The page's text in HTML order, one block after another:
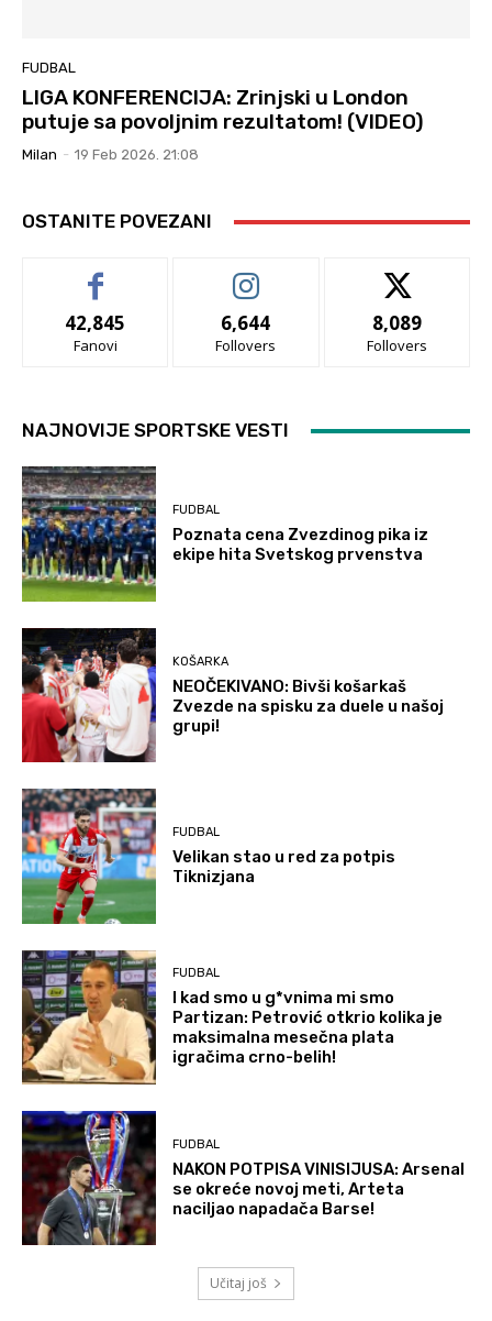
FUDBAL
LIGA KONFERENCIJA: Zrinjski u London
putuje sa povoljnim rezultatom! (VIDEO)
Milan - 19 Feb 2026. 21:08
OSTANITE POVEZANI
42,845
Fanovi
6,644
Follovers
8,089
Follovers
NAJNOVIJE SPORTSKE VESTI
FUDBAL
Poznata cena Zvezdinog pika iz
ekipe hita Svetskog prvenstva
KOŠARKA
NEOČEKIVANO: Bivši košarkaš
Zvezde na spisku za duele u našoj
grupi!
FUDBAL
Velikan stao u red za potpis
Tiknizjana
FUDBAL
I kad smo u g*vnima mi smo
Partizan: Petrović otkrio kolika je
maksimalna mesečna plata
igračima crno-belih!
FUDBAL
NAKON POTPISA VINISIJUSA: Arsenal
se okreće novoj meti, Arteta
naciljao napadača Barse!
Učitaj još